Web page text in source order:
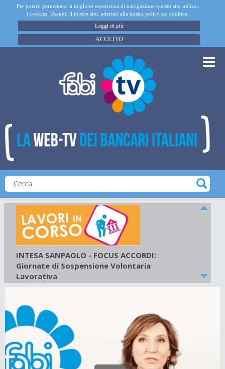
Per poterti permettere la migliore esperienza di navigazione questo sito utilizza
i cookies. Usando il nostro sito, aderisci alla nostra policy sui cookies.
Leggi di più
ACCETTO
INTESA SANPAOLO - FOCUS ACCORDI:
Giornate di Sospensione Volontaria
Lavorativa
18 febbraio 2021-Lavori in corso